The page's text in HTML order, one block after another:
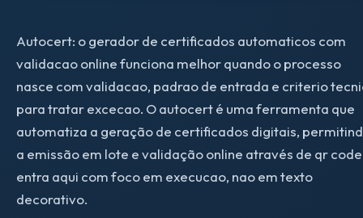
Autocert: o gerador de certificados automaticos com
validacao online funciona melhor quando o processo
nasce com validacao, padrao de entrada e criterio
para tratar excecao. O autocert é uma ferramenta que
automatiza a geração de certificados digitais,
a emissão em lote e validação online através de qr
entra aqui com foco em execucao, nao em texto
decorativo.